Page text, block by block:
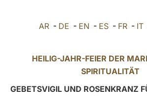
AR - DE - EN - ES - FR - IT
HEILIG-JAHR-FEIER DER
SPIRITUALITÄT
GEBETSVIGIL UND ROSENKRANZ